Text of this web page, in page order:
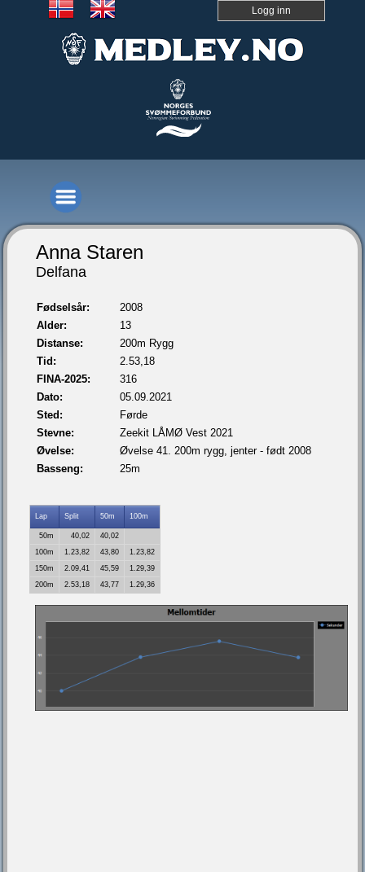
Logg inn
Anna Staren
Delfana
Fødselsår:
2008
Alder:
13
Distanse:
200m Rygg
Tid:
2.53,18
FINA-2025:
316
Dato:
05.09.2021
Sted:
Førde
Stevne:
Zeekit LÅMØ Vest 2021
Øvelse:
Øvelse 41. 200m rygg, jenter - født 2008
Basseng:
25m
Lap Split 50m 100m
50m 40,02
40,02
100m
1.23,82 43,80
1.23,82
150m
2.09,41 45,59
1.29,39
200m
2.53,18 43,77 1.29,36